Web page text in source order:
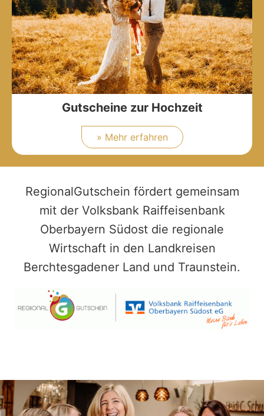
Gutscheine zur Hochzeit
» Mehr erfahren
RegionalGutschein fördert gemeinsam
mit der Volksbank Raiffeisenbank
Oberbayern Südost die regionale
Wirtschaft in den Landkreisen
Berchtesgadener Land und Traunstein.